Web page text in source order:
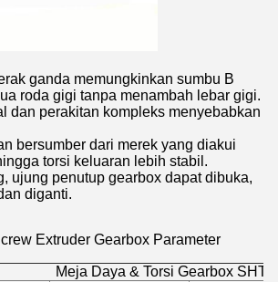
ganda memungkinkan sumbu B
roda gigi tanpa menambah lebar gigi.
dan perakitan kompleks menyebabkan
bersumber dari merek yang diakui
torsi keluaran lebih stabil.
ujung penutup gearbox dapat dibuka,
diganti.
Extruder Gearbox Parameter
Meja Daya & Torsi Gearbox